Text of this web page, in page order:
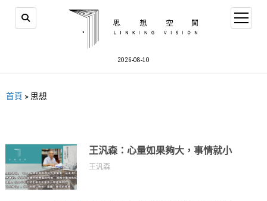
2026-08-10
首頁 > 思想
王汎森：心量如果夠大，事情就小
王汎森